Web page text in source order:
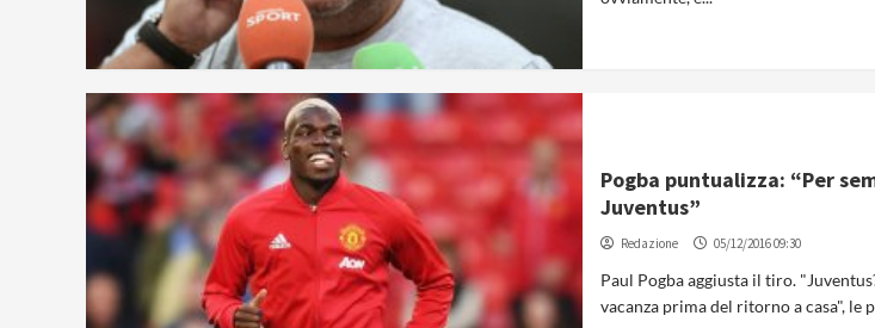
Pogba puntualizza: “Per
Juventus”
Redazione 05/12/2016 09:30
Paul Pogba aggiusta il tiro.
vacanza prima del ritorno a casa", le